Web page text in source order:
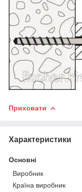
Приховати
Характеристики
Основні
Виробник
Країна виробник